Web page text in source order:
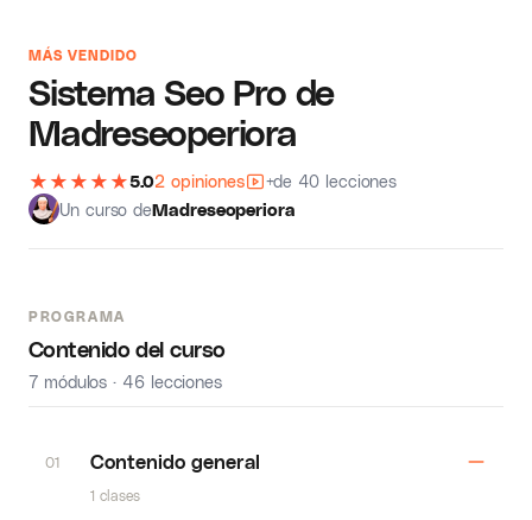
MÁS VENDIDO
Sistema Seo Pro de
Madreseoperiora
★ ★ ★ ★ ★5.02 opiniones
+de 40 lecciones
Un curso deMadreseoperiora
PROGRAMA
Contenido del curso
7 módulos · 46 lecciones
01 Contenido general
1 clases